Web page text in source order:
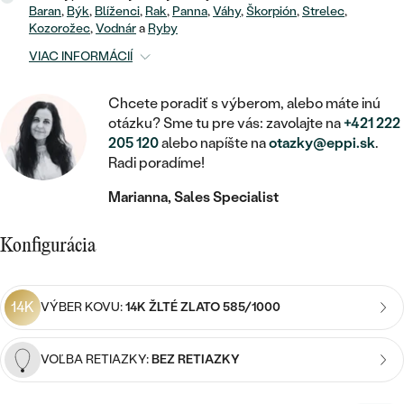
RUČNE RYTÉ
S VÝPLŇOU
SVADOBNÉ SETY
PODĽA CENY
CENOVO DOSTUPNÉ
LUXUSNÉ
ZAČAŤ S DIAMANTOM
ZAČAŤ S LABGROWN DIAMANTOM
ZAČAŤ S FAREBNÝM DIAMANTOM
PODĽA DRAHOKAMU
DIAMANT
LAB GROWN DIAMANT
FAREBNÝ DIAMANT
ČIERNY DIAMANT
DETSKÉ ŠPERKY
DOPLNKY
PODĽA MATERIÁLU
STRIEBORNÉ
PLATINOVÉ
PODĽA DRAHOKAMU
DETSKÉ
PIERCING
PODĽA DRAHOKAMU
S DIAMANTMI
S DRAHOKAMAMI
S PERLAMI
PODĽA CENY
CENOVO DOSTUPNÉ
LUXUSNÉ
MEDAILÓNY
V TVARE SRDCA
SO ZVIERATAMI
S DIAMANTMI
S DRAHOKAMAMI
S PERLAMI
PODĽA DRAHOKAMU
S DIAMANTMI
PODĽA CENY
CENOVO DOSTUPNÉ
Baran, Býk, Blíženci, Rak, Panna,Váhy,Škorpión,Strelec,
Kozorožec,Vodnára Ryby
VIAC INFORMÁCIÍ
Chcete poradiť s výberom, alebo máte inú
otázku? Sme tu pre vás: zavolajte na+421 222
205 120alebo napíšte naotazky@eppi.sk.
Radi poradíme!
Marianna, Sales Specialist
Konfigurácia
14K VÝBER KOVU:14K ŽLTÉ ZLATO 585/1000
VOĽBA RETIAZKY:BEZ RETIAZKY